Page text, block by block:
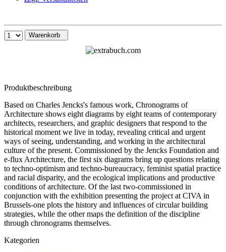
Warenkorb
Produktbeschreibung
Based on Charles Jencks's famous work, Chronograms of
Architecture shows eight diagrams by eight teams of contemporary
architects, researchers, and graphic designers that respond to the
historical moment we live in today, revealing critical and urgent
ways of seeing, understanding, and working in the architectural
culture of the present. Commissioned by the Jencks Foundation and
e-flux Architecture, the first six diagrams bring up questions relating
to techno-optimism and techno-bureaucracy, feminist spatial practice
and racial disparity, and the ecological implications and productive
conditions of architecture. Of the last two-commissioned in
conjunction with the exhibition presenting the project at CIVA in
Brussels-one plots the history and influences of circular building
strategies, while the other maps the definition of the discipline
through chronograms themselves.
Kategorien